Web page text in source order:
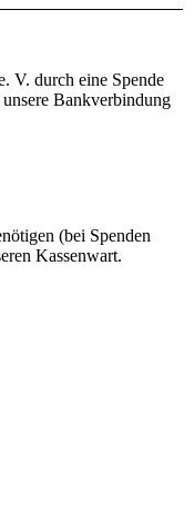
V. durch eine Spende
Bankverbindung
(bei Spenden
Kassenwart.